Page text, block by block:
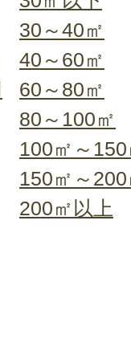
30～40㎡
40～60㎡
60～80㎡
80～100㎡
100㎡～
150㎡～
200㎡以上